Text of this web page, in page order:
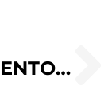
O ADVENTO DO SENHOR JESUS QUE ESPERAMOS COM ARDENTE DESEJO